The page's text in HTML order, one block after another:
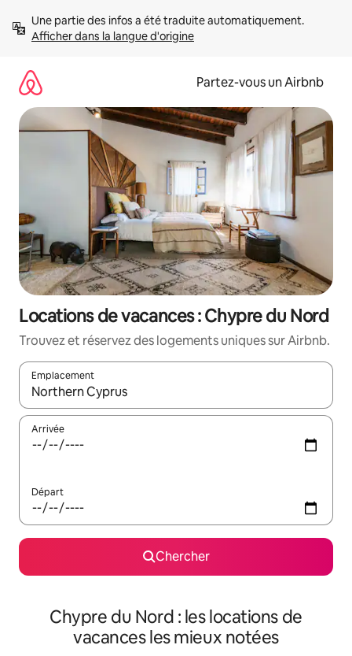
directement
Afficher dans la langue d'origine
Partez-vous un Airbnb
Locations de vacances : Chypre du Nord
Trouvez et réservez des logements uniques sur Airbnb.
Emplacement
Quand les résultats sont affichés, parcourez-les en utilisant
Arrivée
Départ
Chercher
Chypre du Nord : les locations de
vacances les mieux notées